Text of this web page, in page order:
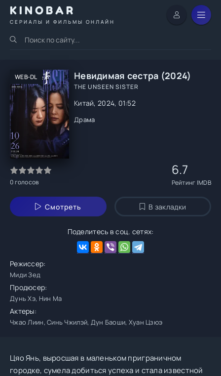
KINOBAR
СЕРИАЛЫ И ФИЛЬМЫ ОНЛАЙН
WEB-DL Невидимая сестра (2024)
THE UNSEEN SISTER
Китай, 2024, 01:52
Драма
0голосов
6.7
Рейтинг IMDB
Смотреть В закладки
Поделитесь в соц. сетях:
Режиссер:
Миди Зед
Продюсер:
Дунь Хэ, Нин Ма
Актеры:
Чжао Лиин, Синь Чжилэй, Дун Баоши, Хуан Цзюэ
Цяо Янь, выросшая в маленьком приграничном
городке, сумела добиться успеха и стала известной